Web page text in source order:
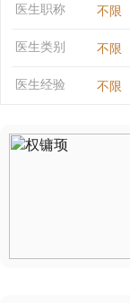
医生职称 不限
医生类别 不限
医生经验 不限